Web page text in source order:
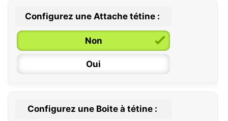
0 / 6 mois
6 / 36 mois
Configurez une Attache tétine :
Non
Oui
Configurez une Boite à tétine :